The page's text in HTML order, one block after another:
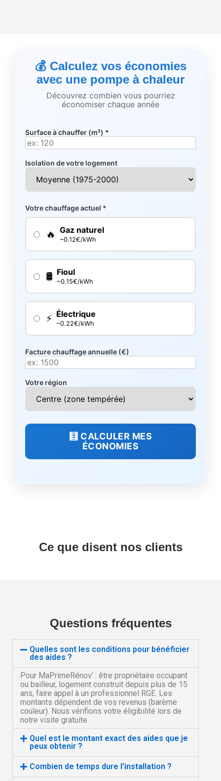
💰 Calculez vos économies
avec une pompe à chaleur
Découvrez combien vous pourriez
économiser chaque année
Surface à chauffer (m²) *
Isolation de votre logement
Votre chauffage actuel *
🔥 Gaz naturel
~0.12€/kWh
🛢️ Fioul
~0.15€/kWh
⚡ Électrique
~0.22€/kWh
Facture chauffage annuelle (€)
Votre région
🧮 CALCULER MES
ÉCONOMIES
Ce que disent nos clients
Questions fréquentes
Quelles sont les conditions pour bénéficier
des aides ?
Pour MaPrimeRénov’ : être propriétaire occupant
ou bailleur, logement construit depuis plus de 15
ans, faire appel à un professionnel RGE. Les
montants dépendent de vos revenus (barème
couleur). Nous vérifions votre éligibilité lors de
notre visite gratuite.
Quel est le montant exact des aides que je
peux obtenir ?
Combien de temps dure l'installation ?